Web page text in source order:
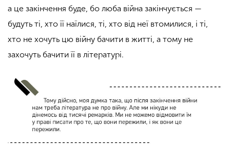
а це закінчення буде, бо люба війна закінчується —
будуть ті, хто її наїлися, ті, хто від неї втомилися, і ті,
хто не хочуть цю війну бачити в житті, а тому не
захочуть бачити її в літературі.